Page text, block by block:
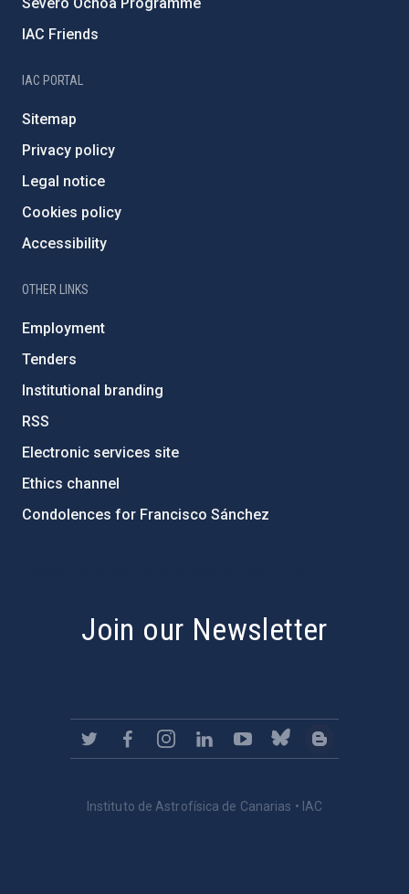
IAC Friends
IAC PORTAL
Sitemap
Privacy policy
Legal notice
Cookies policy
Accessibility
OTHER LINKS
Employment
Tenders
Institutional branding
RSS
Electronic services site
Ethics channel
Condolences for Francisco Sánchez
Join our Newsletter
Instituto de Astrofísica de Canarias • IAC